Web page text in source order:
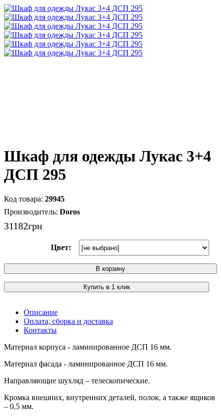
Шкаф для одежды Лукас 3+4
ДСП 295
29945
Doros
31182грн
Цвет:
В корзину
Купить в 1 клик
Описание
Оплата, сборка и доставка
Контакты
Материал корпуса - ламинированное ДСП 16 мм.
Материал фасада - ламинированное ДСП 16 мм.
Направляющие шухляд – телескопические.
Кромка внешних, внутренних деталей, полок, а также ящиков
– 0,5 мм.